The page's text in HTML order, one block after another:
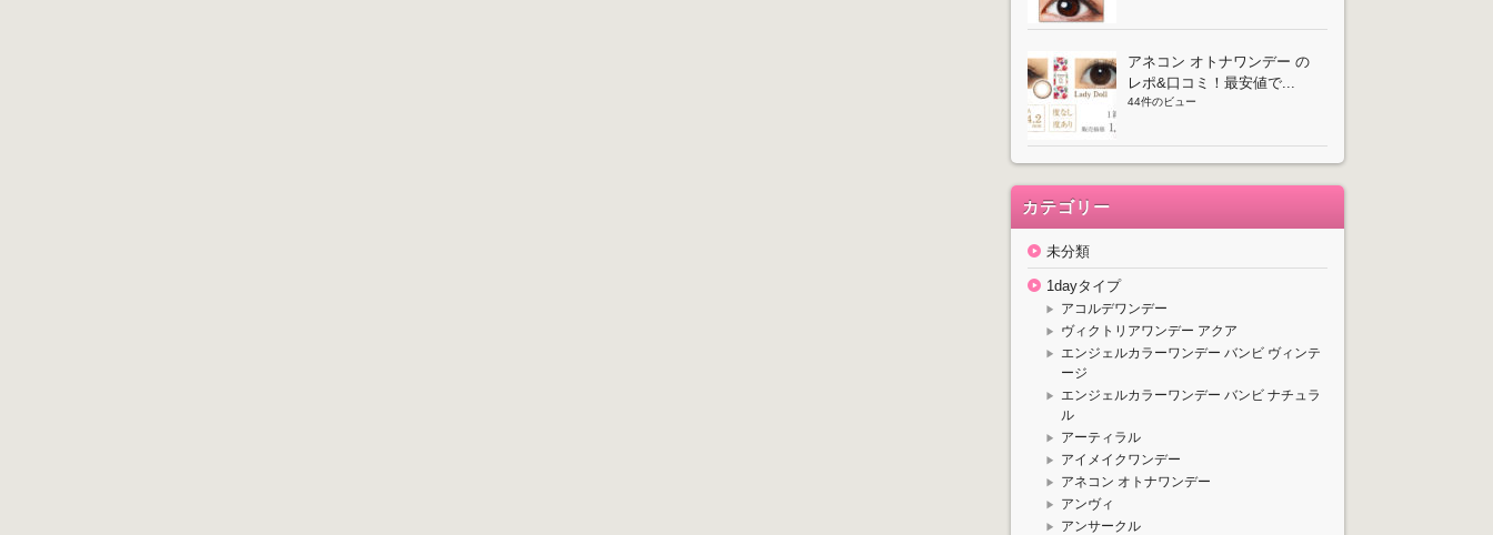
アネコン オトナワンデー の
レポ&口コミ！最安値で...
44件のビュー
カテゴリー
未分類
1dayタイプ
アコルデワンデー
ヴィクトリアワンデー アクア
エンジェルカラーワンデー バンビ ヴィンテ
ージ
エンジェルカラーワンデー バンビ ナチュラ
ル
アーティラル
アイメイクワンデー
アネコン オトナワンデー
アンヴィ
アンサークル